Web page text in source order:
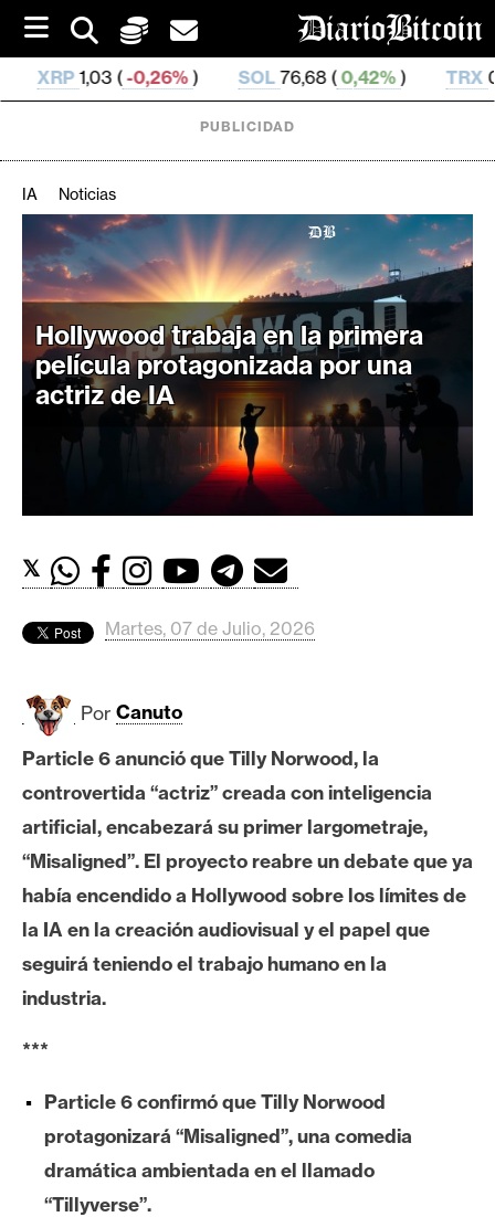
i
t
o
SOL76,68 (0,42%) TRX0,330 366 ( 0,26% )
C
r
i
p
t
o
M
e
o
i
c
o
i
n
E
t
e
u
I
PUBLICIDAD
IA Noticias
Hollywood trabaja en la primera
película protagonizada por una
actriz de IA
𝕏
Martes, 07 de Julio, 2026
Por Canuto
Particle 6 anunció que Tilly Norwood, la
controvertida “actriz” creada con inteligencia
artificial, encabezará su primer largometraje,
“Misaligned”. El proyecto reabre un debate que ya
había encendido a Hollywood sobre los límites de
la IA en la creación audiovisual y el papel que
seguirá teniendo el trabajo humano en la
industria.
***
Particle 6 confirmó que Tilly Norwood
protagonizará “Misaligned”, una comedia
dramática ambientada en el llamado
“Tillyverse”.